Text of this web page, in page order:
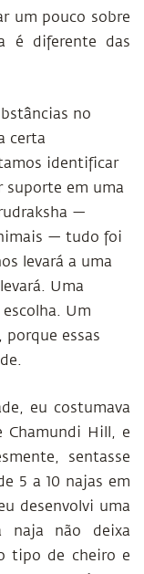
um pouco sobre
é diferente das
no
certa
identificar
suporte em uma
—
— tudo foi
levará a uma
Uma
Um
essas
eu costumava
Chamundi Hill, e
sentasse
5 a 10 najas em
desenvolvi uma
naja não deixa
tipo de cheiro e